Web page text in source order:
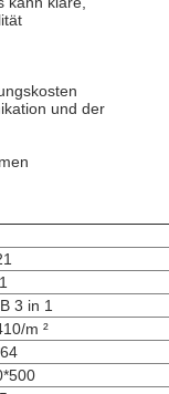
und der
3 in 1
m ²